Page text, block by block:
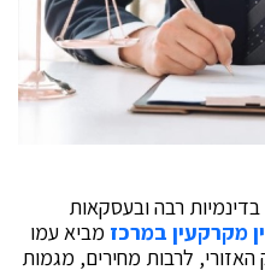
רבה ובעסקאות
מקרקעין במרכז מביא עמו
לרבות מחירים, מגמות